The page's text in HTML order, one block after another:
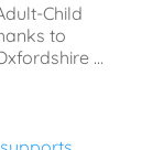
Child
to
...